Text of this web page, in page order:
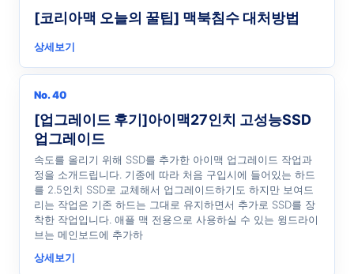
[코리아맥 오늘의 꿀팁] 맥북침수 대처방법
상세보기
No. 40
[업그레이드 후기]아이맥27인치 고성능SSD
업그레이드
속도를 올리기 위해 SSD를 추가한 아이맥 업그레이드 작업과
정을 소개드립니다. 기종에 따라 처음 구입시에 들어있는 하드
를 2.5인치 SSD로 교체해서 업그레이드하기도 하지만 보여드
리는 작업은 기존 하드는 그대로 유지하면서 추가로 SSD를 장
착한 작업입니다. 애플 맥 전용으로 사용하실 수 있는 윙드라이
브는 메인보드에 추가하
상세보기